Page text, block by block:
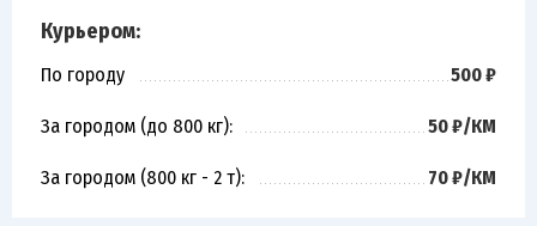
Курьером:
По городу 500 ₽
За городом (до 800 кг): 50 ₽/КМ
За городом (800 кг - 2 т): 70 ₽/КМ